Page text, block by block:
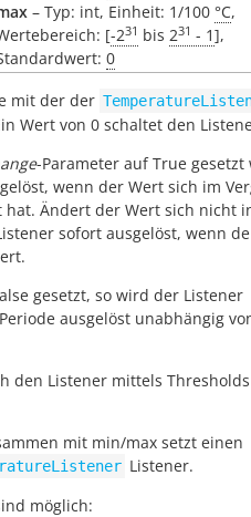
– Typ: int, Einheit: 1/100 °C,
[-231 bis 231 - 1],
0
mit der der
Wert von 0 schaltet den
-Parameter auf True gesetzt
wenn der Wert sich im
hat. Ändert der Wert sich nicht
sofort ausgelöst, wenn
gesetzt, so wird der Listener
ausgelöst unabhängig
den Listener mittels Thresholds
mit min/max setzt einen
Listener.
möglich: